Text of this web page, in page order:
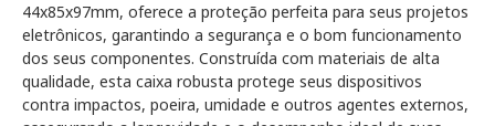
44x85x97mm, oferece a proteção perfeita para seus projetos
eletrônicos, garantindo a segurança e o bom funcionamento
dos seus componentes. Construída com materiais de alta
qualidade, esta caixa robusta protege seus dispositivos
contra impactos, poeira, umidade e outros agentes externos,